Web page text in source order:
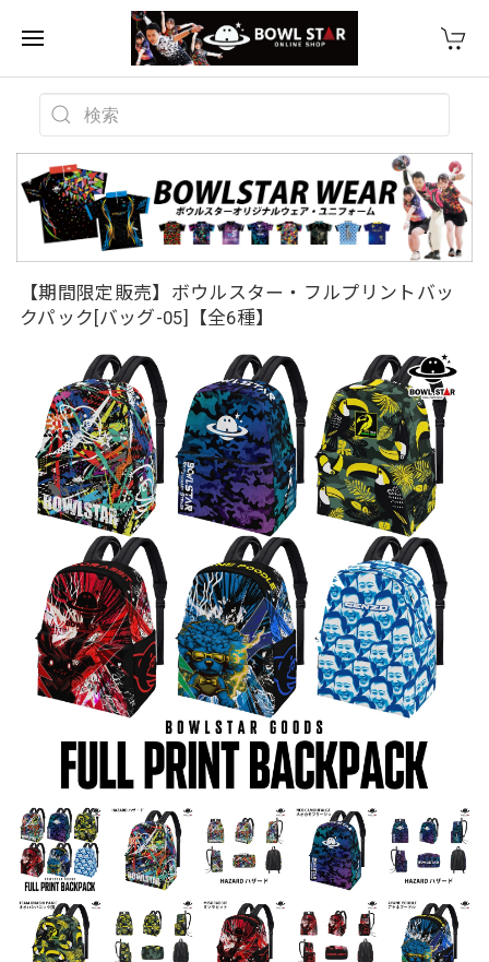
【期間限定販売】ボウルスター・フルプリントバッ
クパック[バッグ-05]【全6種】